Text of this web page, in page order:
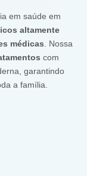
em saúde em
altamente
médicas . Nossa
com
garantindo
a família.